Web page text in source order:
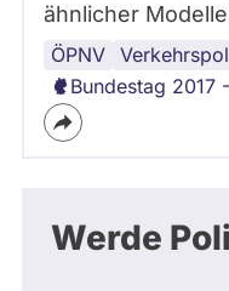
ähnlicher
ÖPNV
Bundestag 2017
Werde